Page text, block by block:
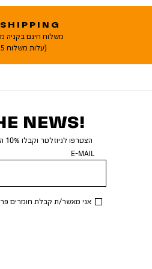
משלוח חינם בקניה מעל
(עלות משלוח 25 ש"ח)
NEWS!
הצטרפו לניוזלטר וקבלו 10% הנחה לקנייה ראשונה באתר
E-MAIL
אני מאשר/ת קבלת חומרים